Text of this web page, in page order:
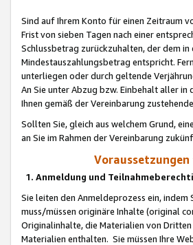
Sind auf Ihrem Konto für einen Zeitraum
Frist von sieben Tagen nach einer
Schlussbetrag zurückzuhalten, der dem
Mindestauszahlungsbetrag entspricht.
unterliegen oder durch geltende
An Sie unter Abzug bzw. Einbehalt aller
Ihnen gemäß der Vereinbarung
Sollten Sie, gleich aus welchem Grund,
an Sie im Rahmen der Vereinbarung
1. Anmeldung und
Sie leiten den Anmeldeprozess ein,
muss/müssen originäre Inhalte (original
Originalinhalte, die Materialien von
Materialien enthalten. Sie müssen Ihre